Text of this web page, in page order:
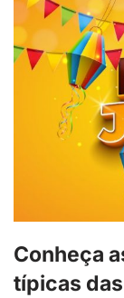
Conheça
típicas